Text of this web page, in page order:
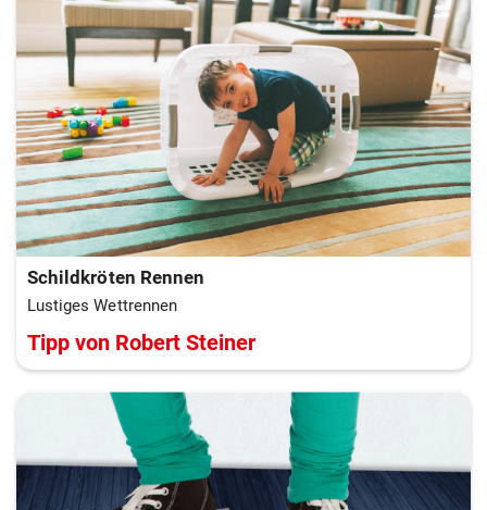
Schildkröten Rennen
Lustiges Wettrennen
Tipp von Robert Steiner